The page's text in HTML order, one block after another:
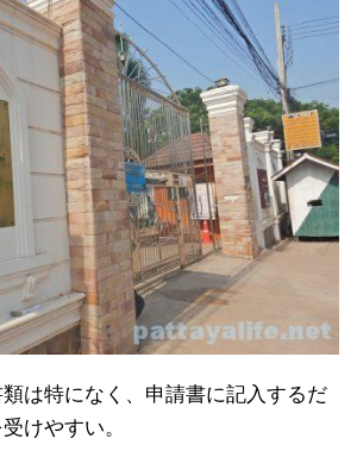
は特になく、申請書に記入するだ
けやすい。